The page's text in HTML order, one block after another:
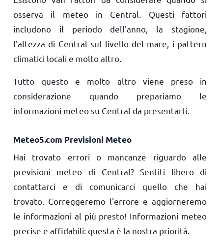
osserva il meteo in Central. Questi fattori
includono il periodo dell'anno, la stagione,
l'altezza di Central sul livello del mare, i pattern
climatici locali e molto altro.
Tutto questo e molto altro viene preso in
considerazione quando prepariamo le
informazioni meteo su Central da presentarti.
Meteo5.com Previsioni Meteo
Hai trovato errori o mancanze riguardo alle
previsioni meteo di Central? Sentiti libero di
contattarci e di comunicarci quello che hai
trovato. Correggeremo l'errore e aggiorneremo
le informazioni al più presto! Informazioni meteo
precise e affidabili: questa è la nostra priorità.